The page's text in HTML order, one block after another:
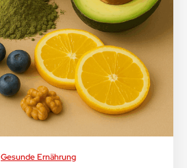
Gesunde Ernährung